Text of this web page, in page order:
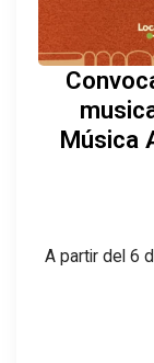
Música
A partir del 6